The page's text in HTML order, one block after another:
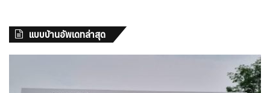
แบบบ้านอัพเดทล่าสุด